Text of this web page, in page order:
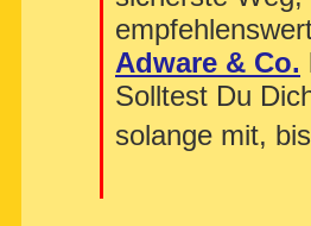
Adware & Co.
Solltest Du
solange mit,